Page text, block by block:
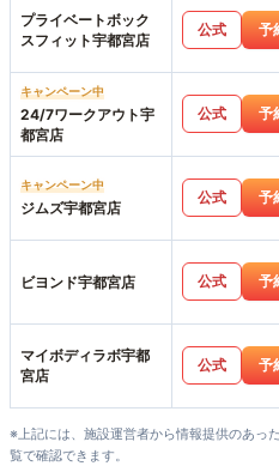
プライベートボック
スフィット宇都宮店
公式 予
キャンペーン中
24/7ワークアウト宇
都宮店
公式 予
キャンペーン中
ジムズ宇都宮店
公式 予
ビヨンド宇都宮店 公式 予
マイボディラボ宇都
宮店
公式 予
※上記には、施設運営者から情報提供のあっ
覧で確認できます。